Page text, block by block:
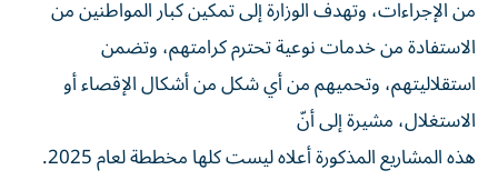
من الإجراءات، وتهدف الوزارة إلى تمكين كبار المواطنين من
الاستفادة من خدمات نوعية تحترم كرامتهم، وتضمن
استقلاليتهم، وتحميهم من أي شكل من أشكال الإقصاء أو
الاستغلال، مشيرة إلى أنّ
هذه المشاريع المذكورة أعلاه ليست كلها مخططة لعام 2025.